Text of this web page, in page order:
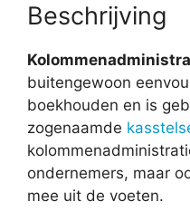
Beschrijving
buitengewoon
boekhouden en is
zogenaamde
ondernemers, maar
mee uit de voeten.